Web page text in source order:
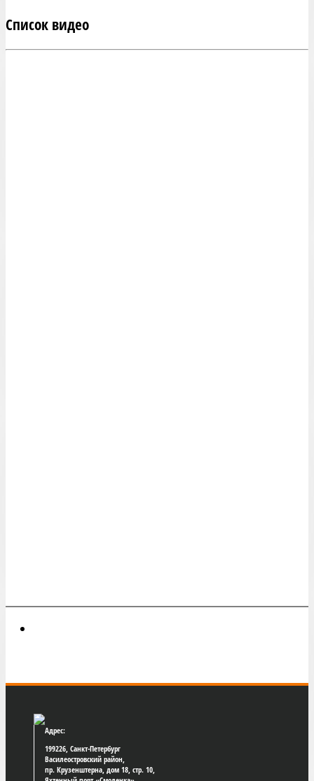
Список видео
Адрес:
199226, Санкт-Петербург
Василеостровский район,
пр. Крузенштерна, дом 18, стр. 10,